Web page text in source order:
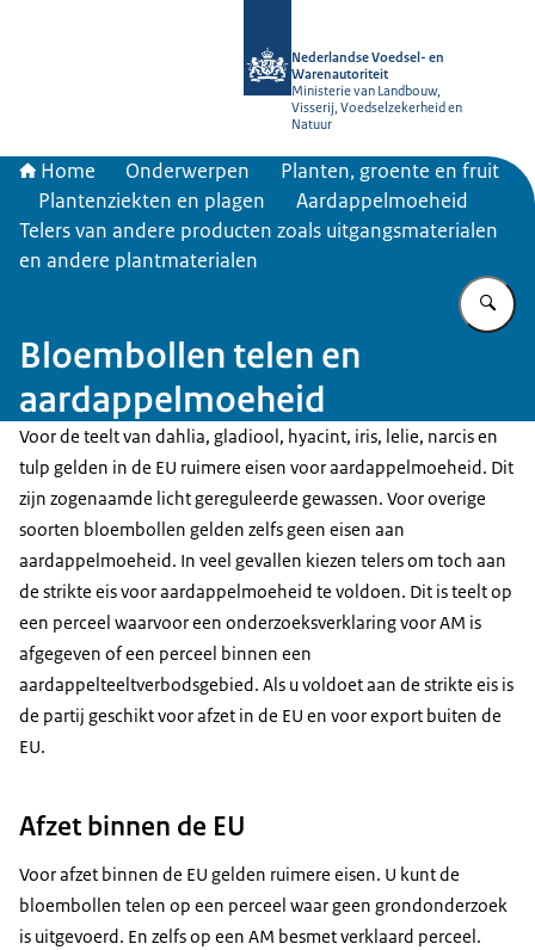
Nederlandse Voedsel- en
Warenautoriteit
Ministerie van Landbouw,
Visserij, Voedselzekerheid en
Natuur
Home Onderwerpen
Planten, groente en fruit
Plantenziekten en plagen
Aardappelmoeheid
Telers van andere producten zoals uitgangsmaterialen
en andere plantmaterialen
Bloembollen telen en
aardappelmoeheid
Voor de teelt van dahlia, gladiool, hyacint, iris, lelie, narcis en
tulp gelden in de EU ruimere eisen voor aardappelmoeheid. Dit
zijn zogenaamde licht gereguleerde gewassen. Voor overige
soorten bloembollen gelden zelfs geen eisen aan
aardappelmoeheid. In veel gevallen kiezen telers om toch aan
de strikte eis voor aardappelmoeheid te voldoen. Dit is teelt op
een perceel waarvoor een onderzoeksverklaring voor AM is
afgegeven of een perceel binnen een
aardappelteeltverbodsgebied. Als u voldoet aan de strikte eis is
de partij geschikt voor afzet in de EU en voor export buiten de
EU.
Afzet binnen de EU
Voor afzet binnen de EU gelden ruimere eisen. U kunt de
bloembollen telen op een perceel waar geen grondonderzoek
is uitgevoerd. En zelfs op een AM besmet verklaard perceel.